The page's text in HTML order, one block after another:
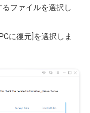
ファイルを選択し
に復元]を選択しま